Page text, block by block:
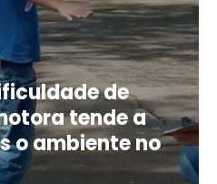
de
tende a
o ambiente no